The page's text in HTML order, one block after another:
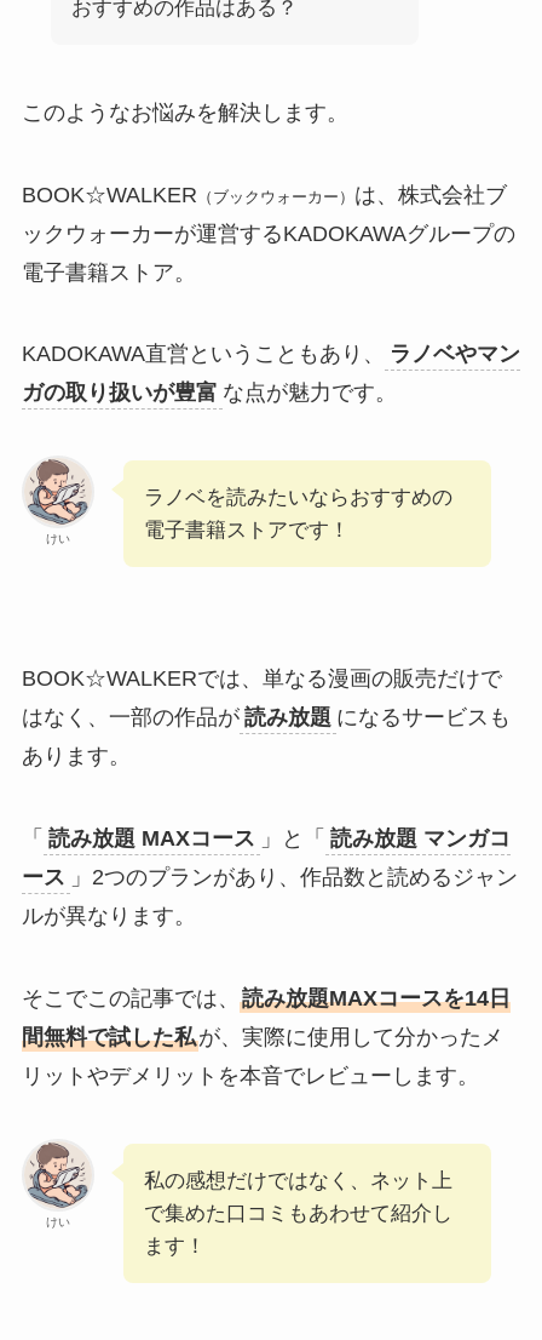
おすすめの作品はある？
このようなお悩みを解決します。
BOOK☆WALKER （ブックウォーカー） は、株式会社ブ
ックウォーカーが運営するKADOKAWAグループの
電子書籍ストア。
KADOKAWA直営ということもあり、
ラノベやマン
ガの取り扱いが豊富 な点が魅力です。
けい
ラノベを読みたいならおすすめの
電子書籍ストアです！
BOOK☆WALKERでは、単なる漫画の販売だけで
はなく、一部の作品が 読み放題 になるサービスも
あります。
「 読み放題 MAXコース 」と「 読み放題 マンガコ
ース 」2つのプランがあり、作品数と読めるジャン
ルが異なります。
そこでこの記事では、 読み放題MAXコースを14日
間無料で試した私が、実際に使用して分かったメ
リットやデメリットを本音でレビューします。
けい
私の感想だけではなく、ネット上
で集めた口コミもあわせて紹介し
ます！